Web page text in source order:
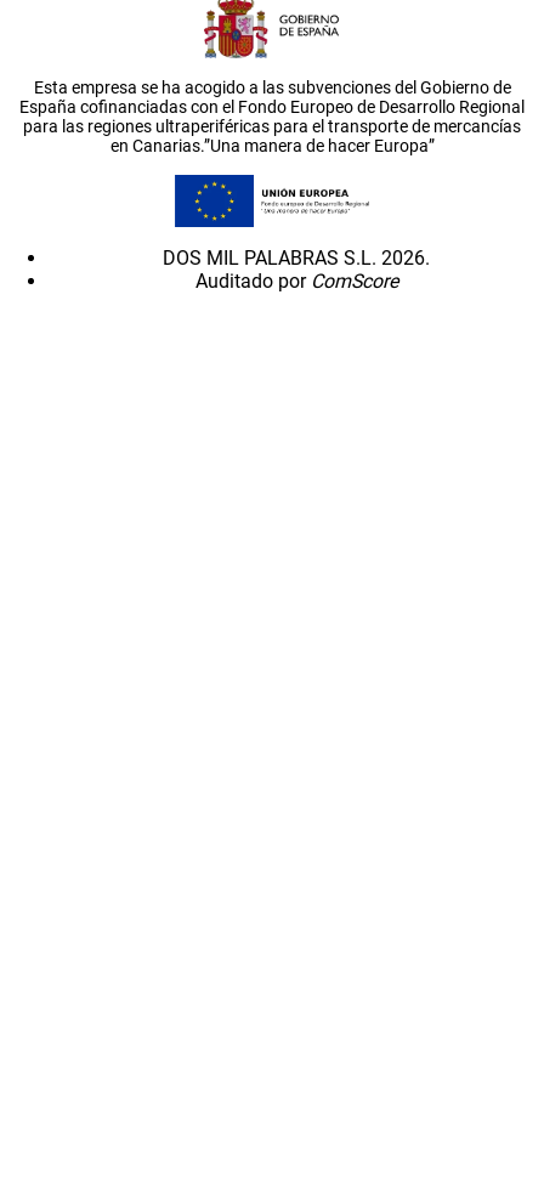
Esta empresa se ha acogido a las subvenciones del Gobierno de
España cofinanciadas con el Fondo Europeo de Desarrollo Regional
para las regiones ultraperiféricas para el transporte de mercancías
en Canarias.”Una manera de hacer Europa”
DOS MIL PALABRAS S.L. 2026.
Auditado por ComScore